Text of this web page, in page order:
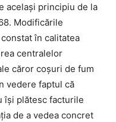
același principiu de la
Modificările
în calitatea
centralelor
căror coșuri de fum
vedere faptul că
își plătesc facturile
de a vedea concret